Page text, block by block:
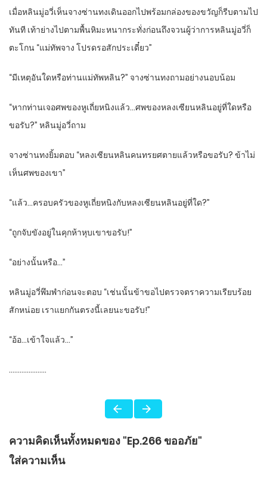
เมื่อหลินมู่อวี่เห็นจางซ่านทงเดินออกไปพร้อมกล่องของขวัญก็รีบตามไป
ทันที เท้าย่างไปตามพื้นหิมะหนากระทั่งก่อนถึงจวนผู้ว่าการหลินมู่อวี่ก็
ตะโกน “แม่ทัพจาง โปรดรอสักประเดี๋ยว”
“มีเหตุอันใดหรือท่านแม่ทัพหลิน?” จางซ่านทงถามอย่างนอบน้อม
“หากท่านเจอศพของหูเถี่ยหนิงแล้ว…ศพของหลงเซียนหลินอยู่ที่ใดหรือ
ขอรับ?” หลินมู่อวี่ถาม
จางซ่านทงยิ้มตอบ “หลงเซียนหลินคนทรยศตายแล้วหรือขอรับ? ข้าไม่
เห็นศพของเขา”
“แล้ว…ครอบครัวของหูเถี่ยหนิงกับหลงเซียนหลินอยู่ที่ใด?”
“ถูกจับขังอยู่ในคุกห้าหุบเขาขอรับ!”
“อย่างนั้นหรือ…”
หลินมู่อวี่พึมพำก่อนจะตอบ “เช่นนั้นข้าขอไปตรวจตราความเรียบร้อย
สักหน่อย เราแยกกันตรงนี้เลยนะขอรับ!”
“อ้อ…เข้าใจแล้ว…”
…………………
ความคิดเห็นทั้งหมดของ "Ep.266 ขออภัย"
ใส่ความเห็น